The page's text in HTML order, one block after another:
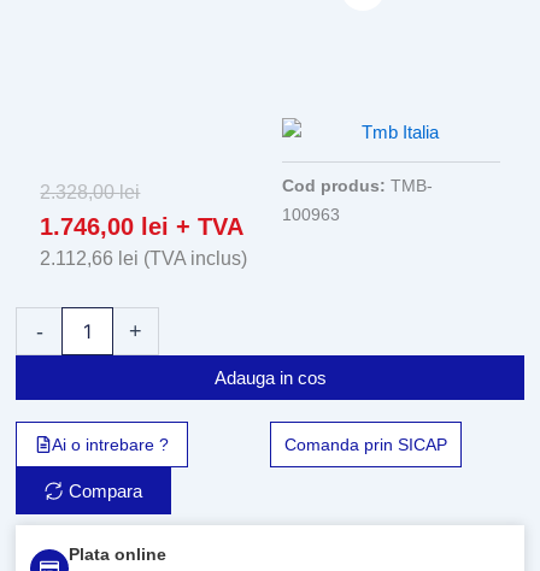
Plata online
2.328,00lei
1.746,00 lei + TVA
2.112,66 lei (TVA inclus)
Cod produs: TMB-
100963
-
Extract
TOP
P25
+
Adauga in cos
Ai o intrebare ? Comanda prin SICAP
Compara